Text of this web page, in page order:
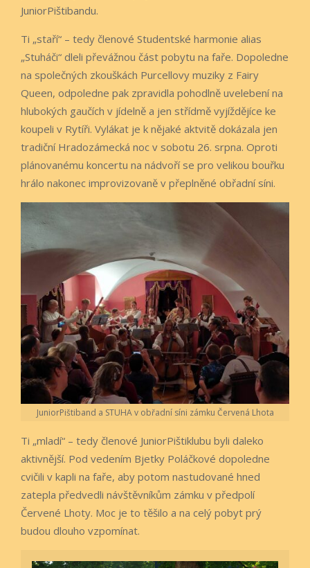
JuniorPištibandu.
Ti „staří“ – tedy členové Studentské harmonie alias
„Stuháči“ dleli převážnou část pobytu na faře. Dopoledne
na společných zkouškách Purcellovy muziky z Fairy
Queen, odpoledne pak zpravidla pohodlně uvelebení na
hlubokých gaučích v jídelně a jen střídmě vyjíždějíce ke
koupeli v Rytíři. Vylákat je k nějaké aktvitě dokázala jen
tradiční Hradozámecká noc v sobotu 26. srpna. Oproti
plánovanému koncertu na nádvoří se pro velikou bouřku
hrálo nakonec improvizovaně v přeplněné obřadní síni.
JuniorPištiband a STUHA v obřadní síni zámku Červená Lhota
Ti „mladí“ – tedy členové JuniorPištiklubu byli daleko
aktivnější. Pod vedením Bjetky Poláčkové dopoledne
cvičili v kapli na faře, aby potom nastudované hned
zatepla předvedli návštěvníkům zámku v předpolí
Červené Lhoty. Moc je to těšilo a na celý pobyt prý
budou dlouho vzpomínat.